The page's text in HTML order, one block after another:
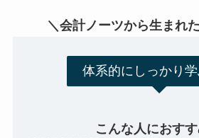
＼会計ノーツから生まれ
体系的にしっかり
こんな人におすす